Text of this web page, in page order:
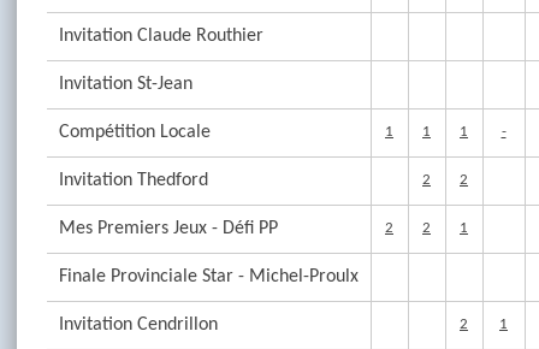
Invitation Claude Routhier
Invitation St-Jean
Compétition Locale 1 1 1 -
Invitation Thedford 2 2
Mes Premiers Jeux - Défi PP 2 2 1
Finale Provinciale Star - Michel-Proulx
Invitation Cendrillon 2 1